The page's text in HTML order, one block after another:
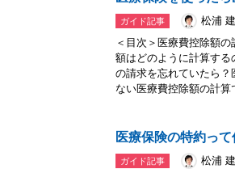
ガイド記事
松浦
＜目次＞医療費控除額
額はどのように計算す
の請求を忘れていたら
ない医療費控除額の計
医療保険の特約っ
ガイド記事
松浦